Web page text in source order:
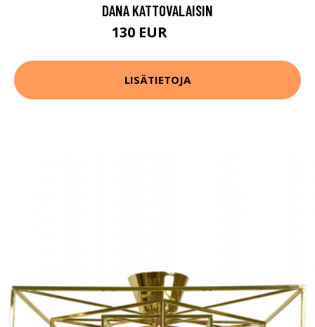
DANA KATTOVALAISIN
130 EUR
LISÄTIETOJA